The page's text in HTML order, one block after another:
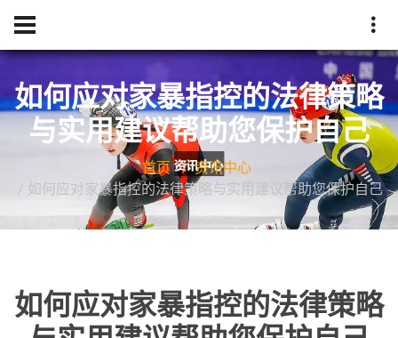
如何应对家暴指控的法律策略
与实用建议帮助您保护自己
首页
资讯中心
如何应对家暴指控的法律策略与实用建议帮助您保护自己
如何应对家暴指控的法律策略